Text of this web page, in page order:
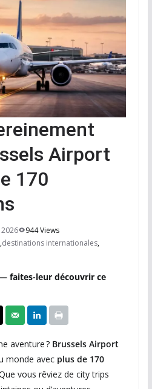
Airport
170
944 Views
,destinations internationales,
faites-leur découvrir ce
aventure ? Brussels Airport
monde avec plus de 170
vous rêviez de city trips